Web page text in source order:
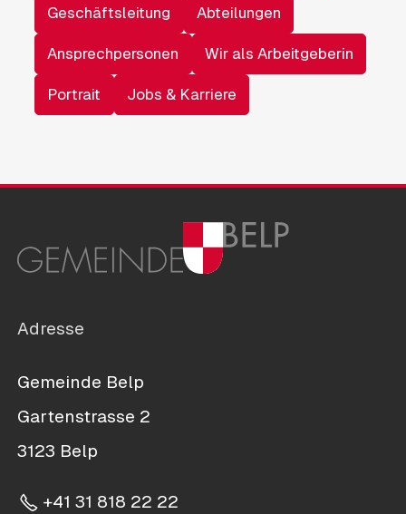
Geschäftsleitung Abteilungen
Ansprechpersonen Wir als Arbeitgeberin
Portrait Jobs & Karriere
Adresse
Gemeinde Belp
Gartenstrasse 2
3123 Belp
+41 31 818 22 22